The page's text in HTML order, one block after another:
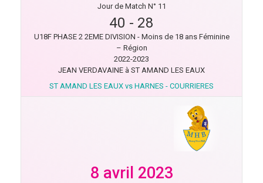
Jour de Match N° 11
40 - 28
U18F PHASE 2 2EME DIVISION - Moins de 18 ans Féminine
– Région
2022-2023
JEAN VERDAVAINE à ST AMAND LES EAUX
ST AMAND LES EAUX vs HARNES - COURRIERES
8 avril 2023